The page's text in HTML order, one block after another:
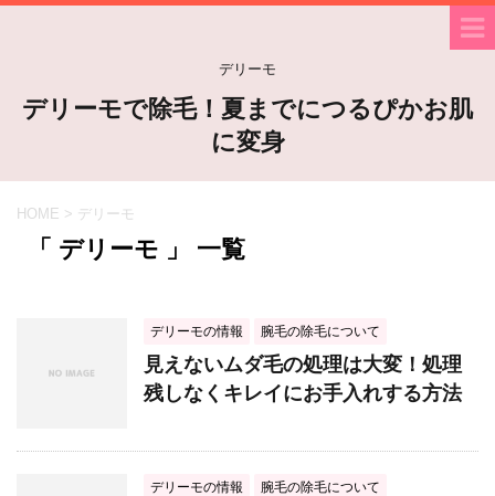
デリーモ
デリーモで除毛！夏までにつるぴかお肌
に変身
HOME > デリーモ
「 デリーモ 」 一覧
デリーモの情報 腕毛の除毛について
見えないムダ毛の処理は大変！処理
残しなくキレイにお手入れする方法
デリーモの情報 腕毛の除毛について